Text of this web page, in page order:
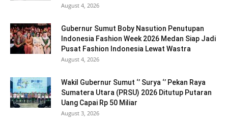
August 4, 2026
Gubernur Sumut Boby Nasution Penutupan
Indonesia Fashion Week 2026 Medan Siap Jadi
Pusat Fashion Indonesia Lewat Wastra
August 4, 2026
Wakil Gubernur Sumut ‘’ Surya ‘’ Pekan Raya
Sumatera Utara (PRSU) 2026 Ditutup Putaran
Uang Capai Rp 50 Miliar
August 3, 2026